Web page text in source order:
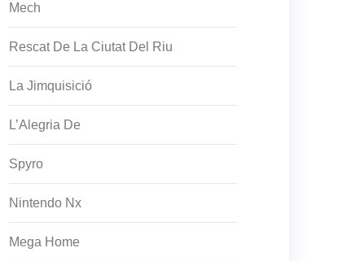
Mech
Rescat De La Ciutat Del Riu
La Jimquisició
L’Alegria De
Spyro
Nintendo Nx
Mega Home